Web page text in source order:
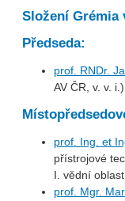
Složení Grémia
Předseda:
prof. RNDr.
AV ČR, v. v. i.)
prof. Ing. et
přístrojové
I. vědní oblast
prof. Mgr.